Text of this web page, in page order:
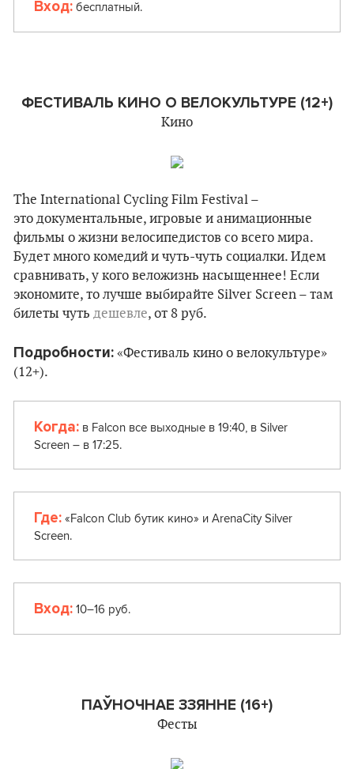
Вход:бесплатный.
ФЕСТИВАЛЬ КИНО О ВЕЛОКУЛЬТУРЕ (12+)
Кино
The International Cycling Film Festival –
это документальные, игровые и анимационные
фильмы о жизни велосипедистов со всего мира.
Будет много комедий и чуть-чуть социалки. Идем
сравнивать, у кого веложизнь насыщеннее! Если
экономите, то лучше выбирайте Silver Screen – там
билеты чуть дешевле, от 8 руб.
Подробности: «Фестиваль кино о велокультуре»
(12+).
Когда: в Falcon все выходные в 19:40, в Silver
Screen – в 17:25.
Где:«Falcon Club бутик кино» и ArenaCity Silver
Screen.
Вход:10–16 руб.
ПАЎНОЧНАЕ ЗЗЯННЕ (16+)
Фесты